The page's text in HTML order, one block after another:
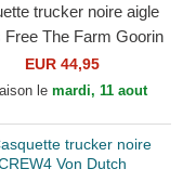
trucker noire aigle
Free The Farm Goorin
EUR 44,95
le mardi, 11 aout